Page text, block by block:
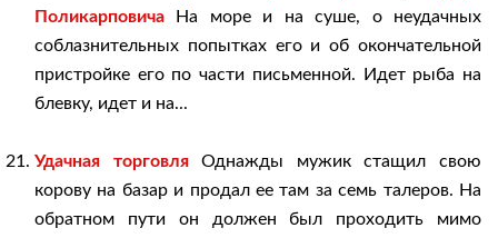
Поликарповича На море и на суше, о неудачных
соблазнительных попытках его и об окончательной
пристройке его по части письменной. Идет рыба на
блевку, идет и на...
Удачная торговляОднажды мужик стащил свою
корову на базар и продал ее там за семь талеров. На
обратном пути он должен был проходить мимо